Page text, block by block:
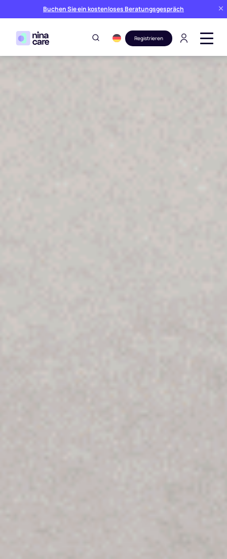
Buchen Sie ein kostenloses Beratungsgespräch
Registrieren